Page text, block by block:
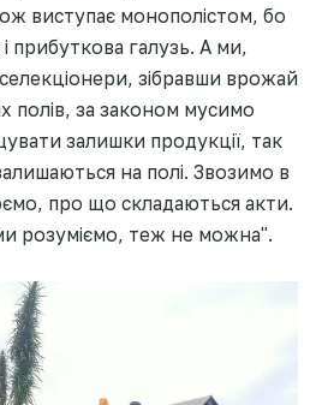
виступає монополістом, бо
прибуткова галузь. А ми,
селекціонери, зібравши врожай
полів, за законом мусимо
залишки продукції, так
на полі. Звозимо в
про що складаються акти.
розуміємо, теж не можна".